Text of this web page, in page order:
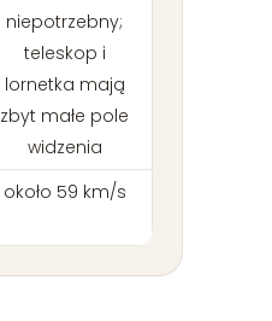
niepotrzebny;
teleskop i
lornetka mają
zbyt małe pole
widzenia
około 59 km/s